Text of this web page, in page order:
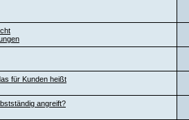
für Kunden heißt
angreift?